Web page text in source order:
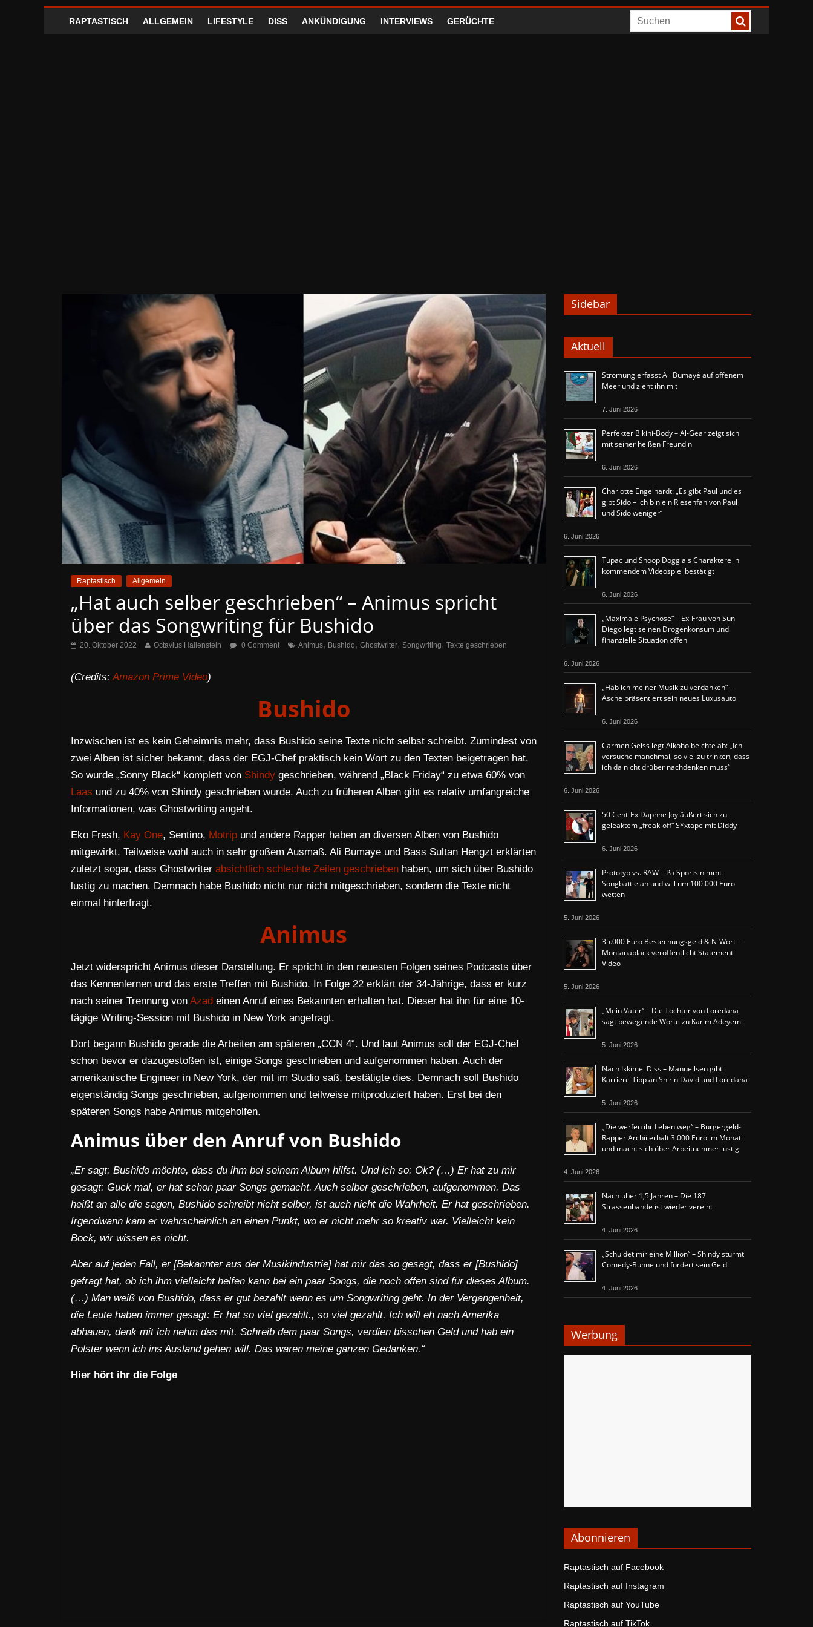
RAPTASTISCH ALLGEMEIN LIFESTYLE DISS ANKÜNDIGUNG INTERVIEWS GERÜCHTE
Raptastisch Allgemein
„Hat auch selber geschrieben“ – Animus spricht
über das Songwriting für Bushido
20. Oktober 2022 Octavius Hallenstein 0 Comment Animus, Bushido, Ghostwriter, Songwriting, Texte geschrieben
(Credits:Amazon Prime Video)
Bushido
Inzwischen ist es kein Geheimnis mehr, dass Bushido seine Texte nicht selbst schreibt. Zumindest von
zwei Alben ist sicher bekannt, dass der EGJ-Chef praktisch kein Wort zu den Texten beigetragen hat.
So wurde „Sonny Black“ komplett von Shindy geschrieben, während „Black Friday“ zu etwa 60% von
Laas und zu 40% von Shindy geschrieben wurde. Auch zu früheren Alben gibt es relativ umfangreiche
Informationen, was Ghostwriting angeht.
Eko Fresh, Kay One, Sentino, Motrip und andere Rapper haben an diversen Alben von Bushido
mitgewirkt. Teilweise wohl auch in sehr großem Ausmaß. Ali Bumaye und Bass Sultan Hengzt erklärten
zuletzt sogar, dass Ghostwriter absichtlich schlechte Zeilen geschrieben haben, um sich über Bushido
lustig zu machen. Demnach habe Bushido nicht nur nicht mitgeschrieben, sondern die Texte nicht
einmal hinterfragt.
Animus
Jetzt widerspricht Animus dieser Darstellung. Er spricht in den neuesten Folgen seines Podcasts über
das Kennenlernen und das erste Treffen mit Bushido. In Folge 22 erklärt der 34-Jährige, dass er kurz
nach seiner Trennung von Azad einen Anruf eines Bekannten erhalten hat. Dieser hat ihn für eine 10-
tägige Writing-Session mit Bushido in New York angefragt.
Dort begann Bushido gerade die Arbeiten am späteren „CCN 4“. Und laut Animus soll der EGJ-Chef
schon bevor er dazugestoßen ist, einige Songs geschrieben und aufgenommen haben. Auch der
amerikanische Engineer in New York, der mit im Studio saß, bestätigte dies. Demnach soll Bushido
eigenständig Songs geschrieben, aufgenommen und teilweise mitproduziert haben. Erst bei den
späteren Songs habe Animus mitgeholfen.
Animus über den Anruf von Bushido
„Er sagt: Bushido möchte, dass du ihm bei seinem Album hilfst. Und ich so: Ok? (…) Er hat zu mir
gesagt: Guck mal, er hat schon paar Songs gemacht. Auch selber geschrieben, aufgenommen. Das
heißt an alle die sagen, Bushido schreibt nicht selber, ist auch nicht die Wahrheit. Er hat geschrieben.
Irgendwann kam er wahrscheinlich an einen Punkt, wo er nicht mehr so kreativ war. Vielleicht kein
Bock, wir wissen es nicht.
Aber auf jeden Fall, er [Bekannter aus der Musikindustrie] hat mir das so gesagt, dass er [Bushido]
gefragt hat, ob ich ihm vielleicht helfen kann bei ein paar Songs, die noch offen sind für dieses Album.
(…) Man weiß von Bushido, dass er gut bezahlt wenn es um Songwriting geht. In der Vergangenheit,
die Leute haben immer gesagt: Er hat so viel gezahlt., so viel gezahlt. Ich will eh nach Amerika
abhauen, denk mit ich nehm das mit. Schreib dem paar Songs, verdien bisschen Geld und hab ein
Polster wenn ich ins Ausland gehen will. Das waren meine ganzen Gedanken.“
Hier hört ihr die Folge
Sidebar
Aktuell
Strömung erfasst Ali Bumayé auf offenem
Meer und zieht ihn mit
7. Juni 2026
Perfekter Bikini-Body – Al-Gear zeigt sich
mit seiner heißen Freundin
6. Juni 2026
Charlotte Engelhardt: „Es gibt Paul und es
gibt Sido – ich bin ein Riesenfan von Paul
und Sido weniger“
6. Juni 2026
Tupac und Snoop Dogg als Charaktere in
kommendem Videospiel bestätigt
6. Juni 2026
„Maximale Psychose“ – Ex-Frau von Sun
Diego legt seinen Drogenkonsum und
finanzielle Situation offen
6. Juni 2026
„Hab ich meiner Musik zu verdanken“ –
Asche präsentiert sein neues Luxusauto
6. Juni 2026
Carmen Geiss legt Alkoholbeichte ab: „Ich
versuche manchmal, so viel zu trinken, dass
ich da nicht drüber nachdenken muss“
6. Juni 2026
50 Cent-Ex Daphne Joy äußert sich zu
geleaktem „freak-off“ S*xtape mit Diddy
6. Juni 2026
Prototyp vs. RAW – Pa Sports nimmt
Songbattle an und will um 100.000 Euro
wetten
5. Juni 2026
35.000 Euro Bestechungsgeld & N-Wort –
Montanablack veröffentlicht Statement-
Video
5. Juni 2026
„Mein Vater“ – Die Tochter von Loredana
sagt bewegende Worte zu Karim Adeyemi
5. Juni 2026
Nach Ikkimel Diss – Manuellsen gibt
Karriere-Tipp an Shirin David und Loredana
5. Juni 2026
„Die werfen ihr Leben weg“ – Bürgergeld-
Rapper Archii erhält 3.000 Euro im Monat
und macht sich über Arbeitnehmer lustig
4. Juni 2026
Nach über 1,5 Jahren – Die 187
Strassenbande ist wieder vereint
4. Juni 2026
„Schuldet mir eine Million“ – Shindy stürmt
Comedy-Bühne und fordert sein Geld
4. Juni 2026
Werbung
Abonnieren
Raptastisch auf Facebook
Raptastisch auf Instagram
Raptastisch auf YouTube
Raptastisch auf TikTok